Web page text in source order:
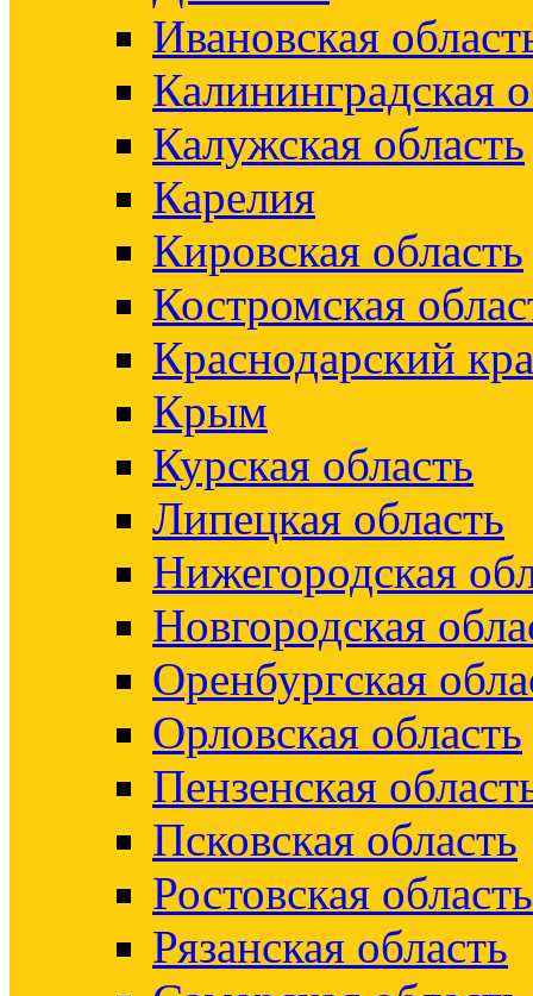
Ивановская
Калининградская
Калужская область
Карелия
Кировская область
Костромская
Краснодарский
Крым
Курская область
Липецкая область
Нижегородская
Новгородская
Оренбургская
Орловская область
Пензенская
Псковская область
Ростовская область
Рязанская область